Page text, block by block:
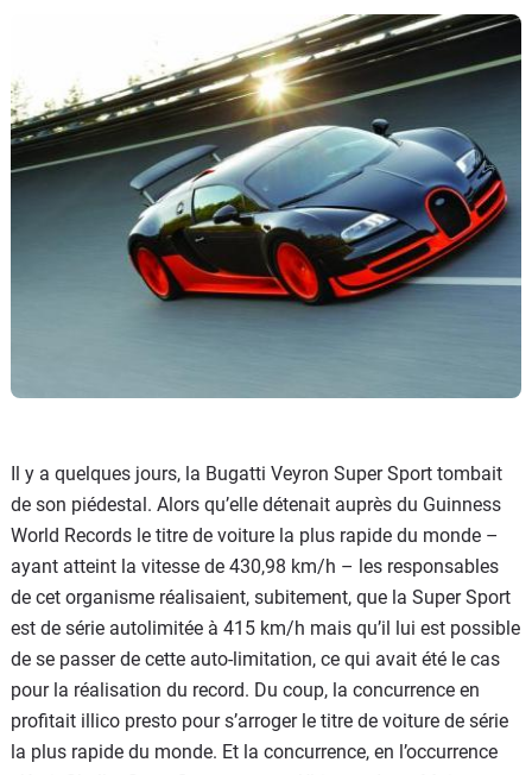
Forum
Moto
Il y a quelques jours, la Bugatti Veyron Super Sport tombait
de son piédestal. Alors qu’elle détenait auprès du Guinness
World Records le titre de voiture la plus rapide du monde –
ayant atteint la vitesse de 430,98 km/h – les responsables
de cet organisme réalisaient, subitement, que la Super Sport
est de série autolimitée à 415 km/h mais qu’il lui est possible
de se passer de cette auto-limitation, ce qui avait été le cas
pour la réalisation du record. Du coup, la concurrence en
profitait illico presto pour s’arroger le titre de voiture de série
la plus rapide du monde. Et la concurrence, en l’occurrence